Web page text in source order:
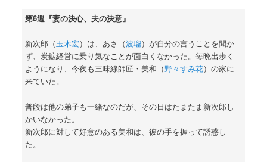
第6週『妻の決心、夫の決意』
新次郎（玉木宏）は、あさ（波瑠）が自分の言うことを聞か
ず、炭鉱経営に乗り気なことが面白くなかった。毎晩出歩く
ようになり、今夜も三味線師匠・美和（野々すみ花）の家に
来ていた。
普段は他の弟子も一緒なのだが、その日はたまたま新次郎し
かいなかった。
新次郎に対して好意のある美和は、彼の手を握って誘惑し
た。